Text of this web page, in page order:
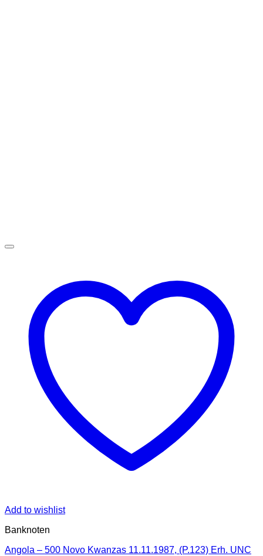
Add to wishlist
Banknoten
Angola – 500 Novo Kwanzas 11.11.1987, (P.123) Erh. UNC